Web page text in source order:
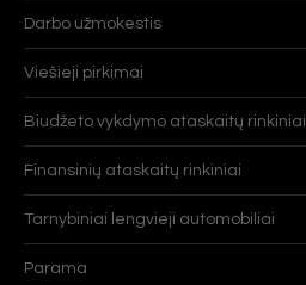
Darbo užmokestis
Viešieji pirkimai
Biudžeto vykdymo ataskaitų rinkiniai
Finansinių ataskaitų rinkiniai
Tarnybiniai lengvieji automobiliai
Parama